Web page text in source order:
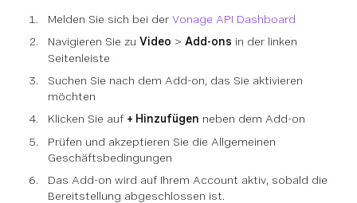
Melden Sie sich bei der Vonage API Dashboard
Navigieren Sie zu Video > Add-ons in der linken
Seitenleiste
Suchen Sie nach dem Add-on, das Sie aktivieren
möchten
Klicken Sie auf + Hinzufügen neben dem Add-on
Prüfen und akzeptieren Sie die Allgemeinen
Geschäftsbedingungen
Das Add-on wird auf Ihrem Account aktiv, sobald die
Bereitstellung abgeschlossen ist.